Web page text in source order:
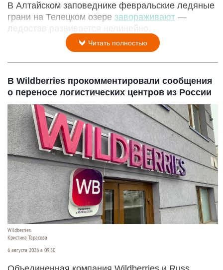
В Алтайском заповеднике февральские ледяные
грани на Телецком озере завораживают —
ледостав развивается нелинейно.
Читать полностью
В Wildberries прокомментировали сообщения
о переносе логистических центров из России
Wildberries.
Кристина Тарасова
6 августа 2026 в 09:50